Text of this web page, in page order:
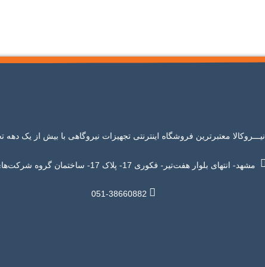
نیـــروکالا معتبرترین فروشگاه اینترنتی تجهیزات نیروگاهی با بیش از یک دهه
مشهد- انتهای بلوار هفت‌تیر- فکوری 17- پلاک 17- ساختمان گروه شرکت‌های آتیه
051-38660882